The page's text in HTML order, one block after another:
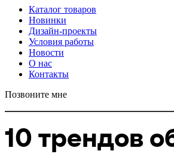
Каталог товаров
Новинки
Дизайн-проекты
Условия работы
Новости
О нас
Контакты
Позвоните мне
10 трендов